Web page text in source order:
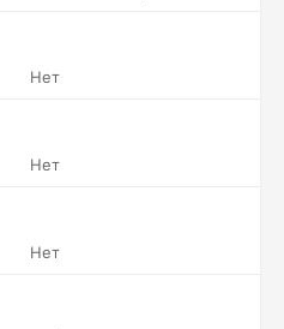
Нет
Нет
Нет